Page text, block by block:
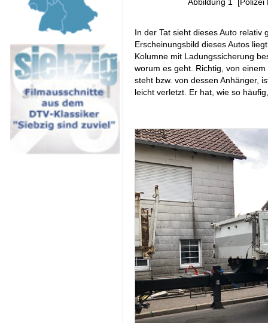
In der Tat sieht dieses Auto relativ
Erscheinungsbild dieses Autos
Kolumne mit Ladungssicherung
worum es geht. Richtig, von
steht bzw. von dessen Anhänger,
leicht verletzt. Er hat, wie so